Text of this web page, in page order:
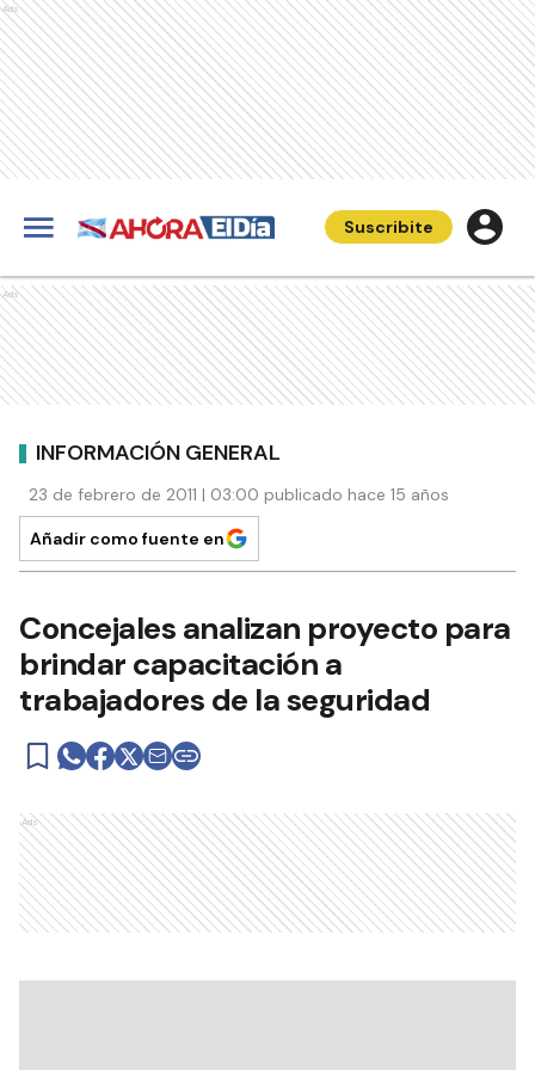
Ads
Suscribite
Ads
INFORMACIÓN GENERAL
23 de febrero de 2011 | 03:00 publicado hace 15 años
Añadir como fuente en
Concejales analizan proyecto para
brindar capacitación a
trabajadores de la seguridad
Ads